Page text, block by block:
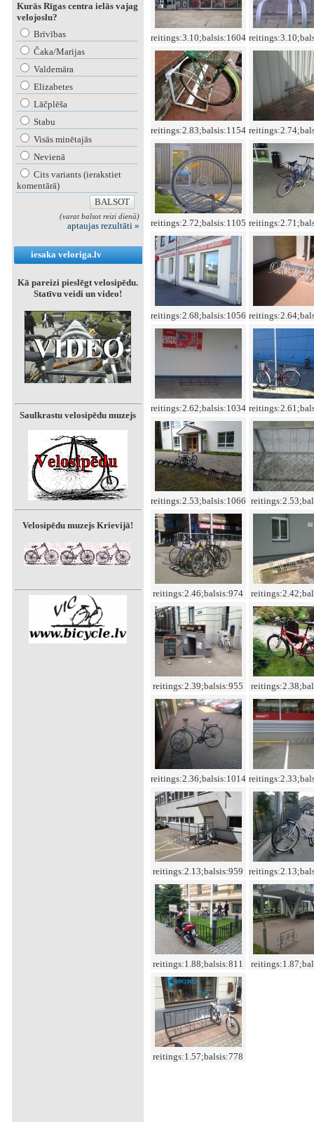
Kurās Rīgas centra ielās vajag
velojoslu?
Brīvības
Čaka/Marijas
Valdemāra
Elizabetes
Lāčplēša
Stabu
Visās minētajās
Nevienā
Cits variants (ierakstiet
komentārā)
(varat balsot reizi dienā)
aptaujas rezultāti »
iesaka veloriga.lv
Kā pareizi pieslēgt velosipēdu.
Statīvu veidi un video!
Saulkrastu velosipēdu muzejs
Velosipēdu muzejs Krievijā!
reitings:3.10;balsis:1604
reitings:2.83;balsis:1154
reitings:2.72;balsis:1105
reitings:2.68;balsis:1056
reitings:2.62;balsis:1034
reitings:2.53;balsis:1066
reitings:2.46;balsis:974
reitings:2.39;balsis:955
reitings:2.36;balsis:1014
reitings:2.13;balsis:959
reitings:1.88;balsis:811
reitings:1.57;balsis:778